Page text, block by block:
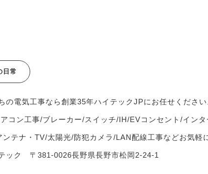
日常
の電気工事なら創業35年ハイテックJPにお任せくださ
コン工事/ブレーカー/スイッチ/IH/EVコンセント/イン
ンテナ・TV/太陽光/防犯カメラ/LAN配線工事などお気軽
ック 〒381-0026長野県長野市松岡2-24-1